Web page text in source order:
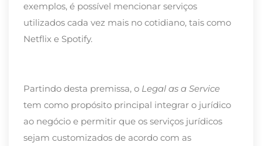
exemplos, é possível mencionar serviços
utilizados cada vez mais no cotidiano, tais como
Netflix e Spotify.
Partindo desta premissa, o Legal as a Service
tem como propósito principal integrar o jurídico
ao negócio e permitir que os serviços jurídicos
sejam customizados de acordo com as